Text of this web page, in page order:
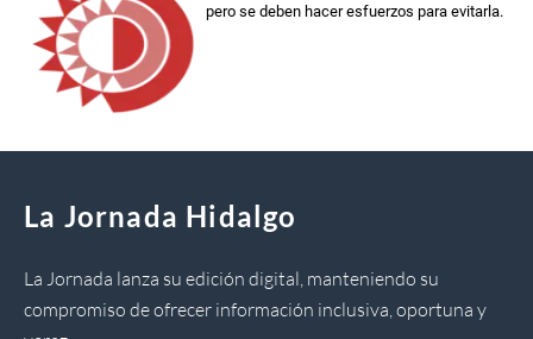
pero se deben hacer esfuerzos para evitarla.
La Jornada Hidalgo
La Jornada lanza su edición digital, manteniendo su
compromiso de ofrecer información inclusiva, oportuna y